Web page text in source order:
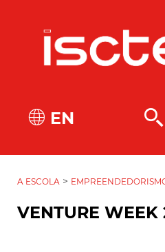
EN
A ESCOLA >
VENTURE WEEK